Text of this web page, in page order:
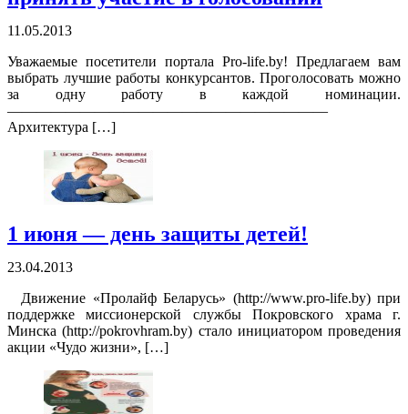
11.05.2013
Уважаемые посетители портала Pro-life.by! Предлагаем вам
выбрать лучшие работы конкурсантов. Проголосовать можно
за одну работу в каждой номинации.
——————————————————————
Архитектура […]
1 июня — день защиты детей!
23.04.2013
Движение «Пролайф Беларусь» (http://www.pro-life.by) при
поддержке миссионерской службы Покровского храма г.
Минска (http://pokrovhram.by) стало инициатором проведения
акции «Чудо жизни», […]